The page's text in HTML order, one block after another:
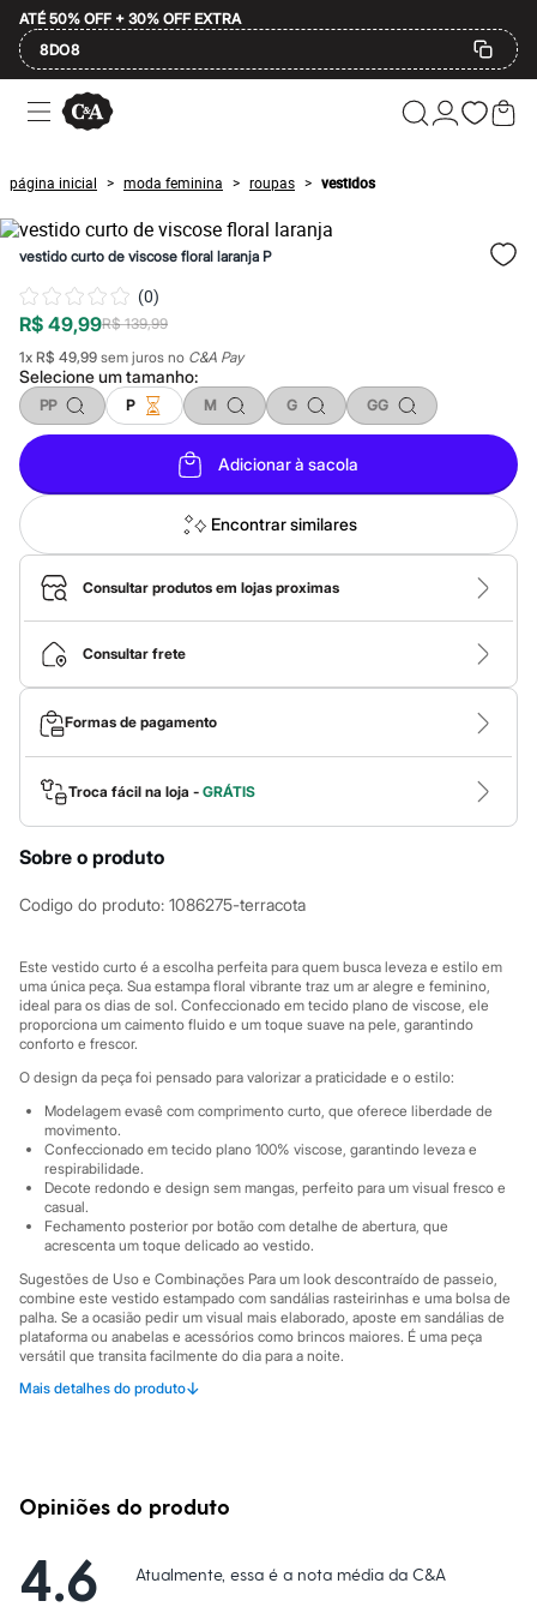
ATÉ 50% OFF + 30% OFF EXTRA
8DO8
Ofertas
Compre por Departamento
Masculino
Infantil
Calçados
Mindse7
Plus Size
Até 20% off
Até 40% off
Até 60% off
A partir de 60% off
Feminino
Em alta
Inverno
Alfaiataria
Novidades
Roupas
Blusas e Camisetas
Básicos
Calças
Casacos e Jaquetas
Jeans
Macacões
Saias
Shorts e Bermudas
Vestidos
Acessórios
Bolsas
Bonés e Chapéus
Bijoux
Cintos
Óculos
Relógios
Calçados
Botas
Rasteirinhas
Tênis
Marcas
City
Clock House
Sawary
Yessica
Moda esportiva
Acessórios
Blusas
Calçados
Leggings
Shorts e Bermudas
Tops
Moda íntima
Calcinhas
Cintas e Modeladores
Meias
Pijamas
Sutiãs e Tops
Personagens
Plus size
Calças
Casacos e Jaquetas
Jeans
página inicial > moda feminina > roupas > vestidos
vestido curto de viscose floral laranja P
(0)
R$ 49,99R$ 139,99
1x R$ 49,99 sem juros no C&A Pay
Selecione umtamanho:
PP P M G GG
Adicionar à sacola
Encontrar similares
Consultar produtos em lojas proximas
Consultar frete
Formas de pagamento
Troca fácil na loja - GRÁTIS
Sobre o produto
Codigo do produto: 1086275-terracota
Este vestido curto é a escolha perfeita para quem busca leveza e estilo em
uma única peça. Sua estampa floral vibrante traz um ar alegre e feminino,
ideal para os dias de sol. Confeccionado em tecido plano de viscose, ele
proporciona um caimento fluido e um toque suave na pele, garantindo
conforto e frescor.
O design da peça foi pensado para valorizar a praticidade e o estilo:
Modelagem evasê com comprimento curto, que oferece liberdade de
movimento.
Confeccionado em tecido plano 100% viscose, garantindo leveza e
respirabilidade.
Decote redondo e design sem mangas, perfeito para um visual fresco e
casual.
Fechamento posterior por botão com detalhe de abertura, que
acrescenta um toque delicado ao vestido.
Sugestões de Uso e Combinações Para um look descontraído de passeio,
combine este vestido estampado com sandálias rasteirinhas e uma bolsa de
palha. Se a ocasião pedir um visual mais elaborado, aposte em sandálias de
plataforma ou anabelas e acessórios como brincos maiores. É uma peça
versátil que transita facilmente do dia para a noite.
A gente se encontra na C&A! ❤
Mais detalhes do produto↓
Informacoes gerais:
Marcas : C&A
Decote
Opiniões do produto
4.6 Atualmente, essa é a nota média da C&A